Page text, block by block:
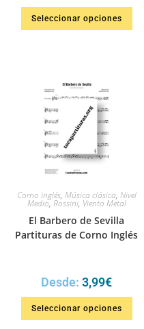
Seleccionar opciones
Corno inglés, Música clásica, Nivel
Medio,Rossini, Viento Metal
El Barbero de Sevilla
Partituras de Corno Inglés
Desde: 3,99€
Seleccionar opciones